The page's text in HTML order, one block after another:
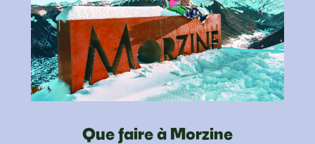
Que faire à Morzine